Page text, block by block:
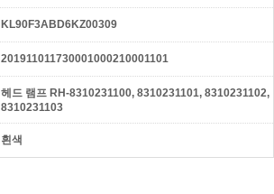
KL90F3ABD6KZ00309
201911011730001000210001101
헤드 램프 RH-8310231100, 8310231101, 8310231102,
8310231103
흰색